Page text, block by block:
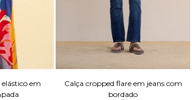
em
Calça cropped flare em jeans com
bordado